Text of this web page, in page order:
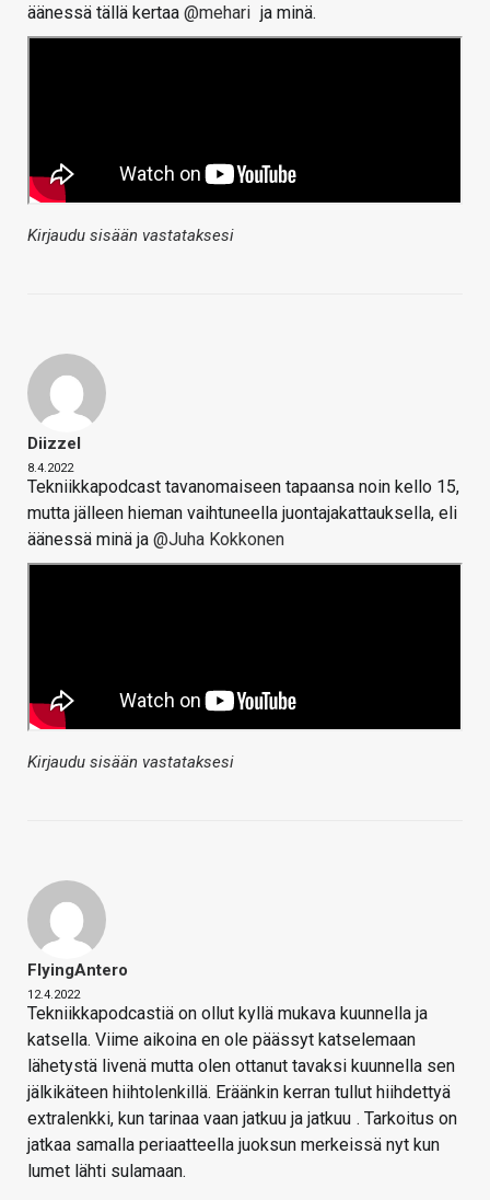
äänessä tällä kertaa @mehari ja minä.
Kirjaudu sisään vastataksesi
Diizzel
8.4.2022
Tekniikkapodcast tavanomaiseen tapaansa noin kello 15,
mutta jälleen hieman vaihtuneella juontajakattauksella, eli
äänessä minä ja @Juha Kokkonen
Kirjaudu sisään vastataksesi
FlyingAntero
12.4.2022
Tekniikkapodcastiä on ollut kyllä mukava kuunnella ja
katsella. Viime aikoina en ole päässyt katselemaan
lähetystä livenä mutta olen ottanut tavaksi kuunnella sen
jälkikäteen hiihtolenkillä. Eräänkin kerran tullut hiihdettyä
extralenkki, kun tarinaa vaan jatkuu ja jatkuu . Tarkoitus on
jatkaa samalla periaatteella juoksun merkeissä nyt kun
lumet lähti sulamaan.